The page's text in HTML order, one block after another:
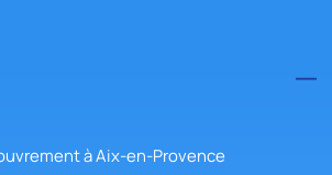
à Aix-en-Provence